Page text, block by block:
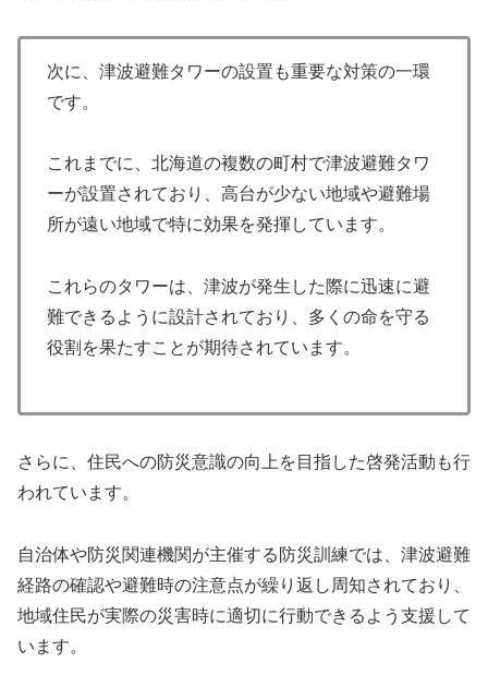
次に、津波避難タワーの設置も重要な対策の一環
です。
これまでに、北海道の複数の町村で津波避難タワ
ーが設置されており、高台が少ない地域や避難場
所が遠い地域で特に効果を発揮しています。
これらのタワーは、津波が発生した際に迅速に避
難できるように設計されており、多くの命を守る
役割を果たすことが期待されています。
さらに、住民への防災意識の向上を目指した啓発活動も行
われています。
自治体や防災関連機関が主催する防災訓練では、津波避難
経路の確認や避難時の注意点が繰り返し周知されており、
地域住民が実際の災害時に適切に行動できるよう支援して
います。